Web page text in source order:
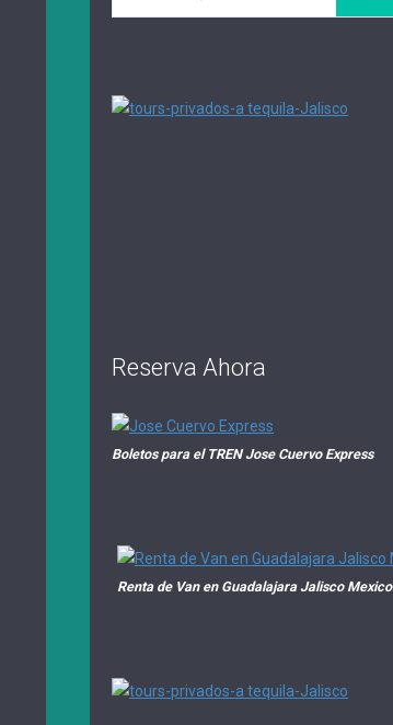
Reserva Ahora
Boletos para el TREN Jose Cuervo Express
Renta de Van en Guadalajara Jalisco Mexico